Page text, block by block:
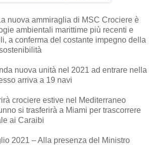
nuova ammiraglia di MSC Crociere è
ambientali marittime più recenti e
a conferma del costante impegno della
nuova unità nel 2021 ad entrare nella
arriva a 19 navi
crociere estive nel Mediterraneo
si trasferirà a Miami per trascorrere
ai Caraibi
2021 – Alla presenza del Ministro